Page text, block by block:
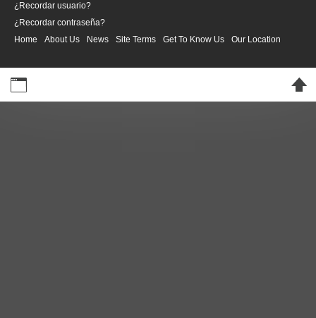
¿Recordar usuario?
¿Recordar contraseña?
Home
About Us News Site Terms Get To Know Us Our Location